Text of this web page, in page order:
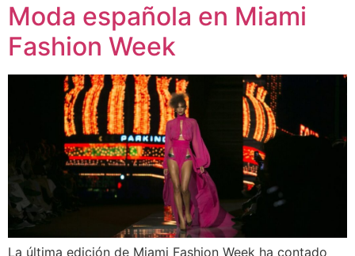
Moda española en Miami
Fashion Week
La última edición de Miami Fashion Week ha contado